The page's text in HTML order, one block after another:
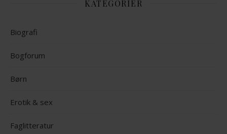
KATEGORIER
Biografi
Bogforum
Børn
Erotik & sex
Faglitteratur